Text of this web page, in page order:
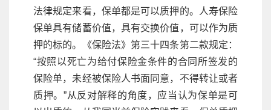
法律规定来看，保单都是可以质押的。人寿保险
保单具有储蓄价值，具有交换价值，可以作为质
押的标的。《保险法》第三十四条第二款规定：
“按照以死亡为给付保险金条件的合同所签发的
保险单，未经被保险人书面同意，不得转让或者
质押。”从反对解释的角度，应当认为保单是可